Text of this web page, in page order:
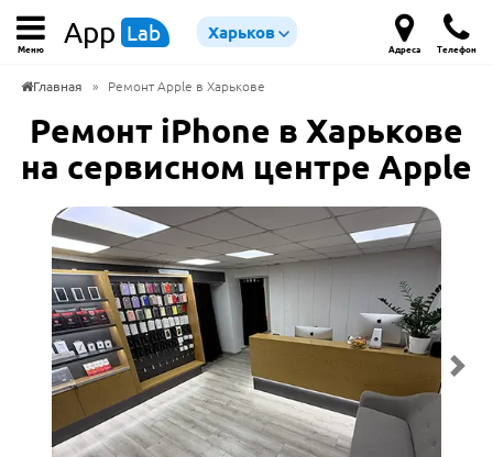
Меню App Lab Харьков
Адреса Телефон
Главная » Ремонт Apple в Харькове
Ремонт iPhone в Харькове
на сервисном центре Apple